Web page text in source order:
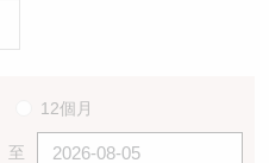
12個月
至